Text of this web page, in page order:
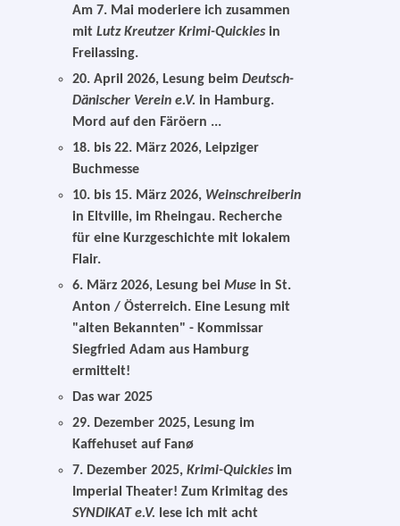
Am 7. Mai moderiere ich zusammen
mitLutz Kreutzer Krimi-Quickies in
Freilassing.
20. April 2026, Lesung beimDeutsch-
Dänischer Verein e.V. in Hamburg.
Mord auf den Färöern ...
18. bis 22. März 2026, Leipziger
Buchmesse
10. bis 15. März 2026, Weinschreiberin
in Eltville, im Rheingau. Recherche
für eine Kurzgeschichte mit lokalem
Flair.
6. März 2026, Lesung beiMuse in St.
Anton / Österreich. Eine Lesung mit
"alten Bekannten" - Kommissar
Siegfried Adam aus Hamburg
ermittelt!
Das war 2025
29. Dezember 2025, Lesung im
Kaffehuset auf Fanø
7. Dezember 2025,Krimi-Quickies im
Imperial Theater! Zum Krimitag des
SYNDIKAT e.V. lese ich mit acht